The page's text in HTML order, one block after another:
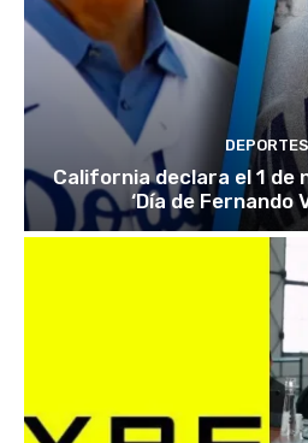
DEPORTES
California declara el 1 de
‘Día de Fernando